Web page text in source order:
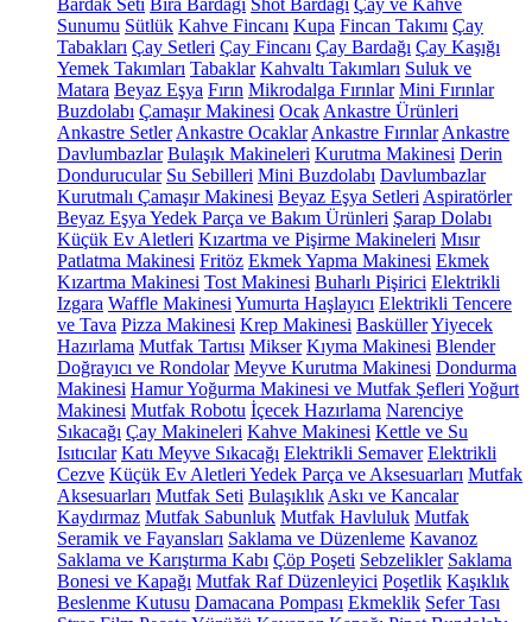
Bardak Seti Bira Bardağı Shot Bardağı Çay ve Kahve
Sunumu Sütlük Kahve Fincanı Kupa Fincan Takımı Çay
Tabakları Çay Setleri Çay Fincanı Çay Bardağı Çay Kaşığı
Yemek Takımları Tabaklar Kahvaltı Takımları Suluk ve
Matara Beyaz Eşya Fırın Mikrodalga Fırınlar Mini Fırınlar
Buzdolabı Çamaşır Makinesi Ocak Ankastre Ürünleri
Ankastre Setler Ankastre Ocaklar Ankastre Fırınlar Ankastre
Davlumbazlar Bulaşık Makineleri Kurutma Makinesi Derin
Dondurucular Su Sebilleri Mini Buzdolabı Davlumbazlar
Kurutmalı Çamaşır Makinesi Beyaz Eşya Setleri Aspiratörler
Beyaz Eşya Yedek Parça ve Bakım Ürünleri Şarap Dolabı
Küçük Ev Aletleri Kızartma ve Pişirme Makineleri Mısır
Patlatma Makinesi Fritöz Ekmek Yapma Makinesi Ekmek
Kızartma Makinesi Tost Makinesi Buharlı Pişirici Elektrikli
Izgara Waffle Makinesi Yumurta Haşlayıcı Elektrikli Tencere
ve Tava Pizza Makinesi Krep Makinesi BasküllerYiyecek
Hazırlama Mutfak Tartısı Mikser Kıyma Makinesi Blender
Doğrayıcı ve Rondolar Meyve Kurutma Makinesi Dondurma
Makinesi Hamur Yoğurma Makinesi ve Mutfak Şefleri Yoğurt
Makinesi Mutfak Robotu İçecek Hazırlama Narenciye
Sıkacağı Çay Makineleri Kahve Makinesi Kettle ve Su
Isıtıcılar Katı Meyve Sıkacağı Elektrikli Semaver Elektrikli
Cezve Küçük Ev Aletleri Yedek Parça ve Aksesuarları Mutfak
Aksesuarları Mutfak Seti Bulaşıklık Askı ve Kancalar
Kaydırmaz Mutfak Sabunluk Mutfak Havluluk Mutfak
Seramik ve Fayansları Saklama ve Düzenleme Kavanoz
Saklama ve Karıştırma Kabı Çöp Poşeti Sebzelikler Saklama
Bonesi ve Kapağı Mutfak Raf Düzenleyici Poşetlik Kaşıklık
Beslenme Kutusu Damacana Pompası Ekmeklik Sefer Tası